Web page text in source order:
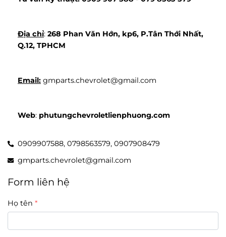
Địa chỉ: 268 Phan Văn Hớn, kp6, P.Tân Thới Nhất,
Q.12, TPHCM
Email: gmparts.chevrolet@gmail.com
Web: phutungchevroletlienphuong.com
0909907588, 0798563579, 0907908479
gmparts.chevrolet@gmail.com
Form liên hệ
Họ tên